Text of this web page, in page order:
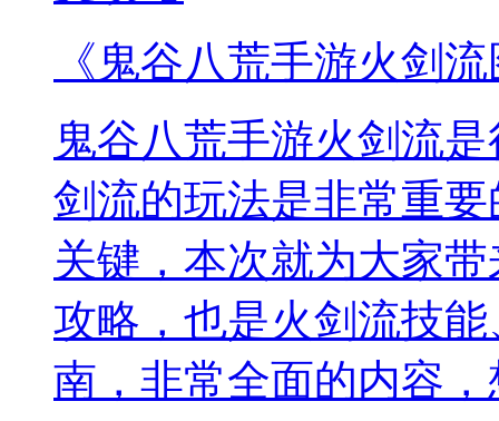
《鬼谷八荒手游火剑
鬼谷八荒手游火剑流
剑流的玩法是非常重
关键，本次就为大家
攻略，也是火剑流技
南，非常全面的内容